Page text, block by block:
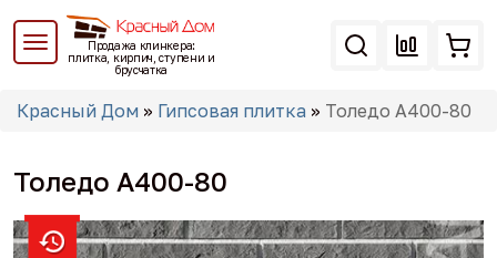
Перейти
основному
Продажа клинкера:
плитка, кирпич, ступени и
брусчатка
Вы
Красный Дом » Гипсовая плитка » Толедо А400-80
Толедо А400-80